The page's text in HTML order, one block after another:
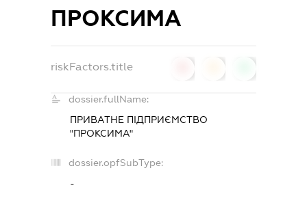
ПРОКСИМА
riskFactors.title
dossier.fullName:
ПРИВАТНЕ ПІДПРИЄМСТВО
"ПРОКСИМА"
dossier.opfSubType:
-